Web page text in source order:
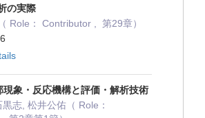
の実際
Role： Contributor , 第29章）
現象・反応機構と評価・解析技術
志, 松井公佑（ Role：